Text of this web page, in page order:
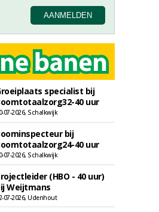
specialist bij
40 uur
07-2026, Schalkwijk
bij
40 uur
07-2026, Schalkwijk
(HBO - 40 uur)
Weijtmans
07-2026, Udenhout